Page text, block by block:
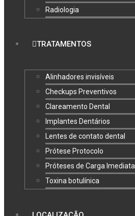
Radiologia
TRATAMENTOS
Alinhadores invisíveis
Checkups Preventivos
Clareamento Dental
Implantes Dentários
Lentes de contato dental
Prótese Protocolo
Próteses de Carga Imediata
Toxina botulínica